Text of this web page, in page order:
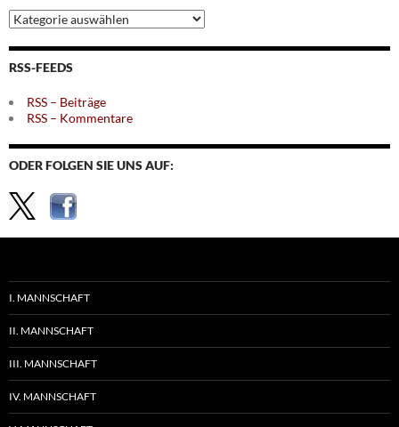
Archiv
nach
Themen
RSS-FEEDS
RSS – Beiträge
RSS – Kommentare
ODER FOLGEN SIE UNS AUF:
I. MANNSCHAFT
II. MANNSCHAFT
III. MANNSCHAFT
IV. MANNSCHAFT